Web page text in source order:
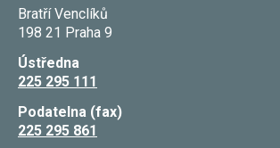
Bratří Venclíků
198 21 Praha 9
Ústředna
225 295 111
Podatelna (fax)
225 295 861